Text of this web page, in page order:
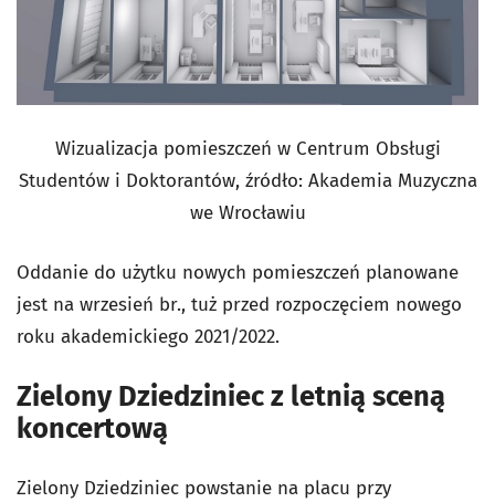
Wizualizacja pomieszczeń w Centrum Obsługi
Studentów i Doktorantów, źródło: Akademia Muzyczna
we Wrocławiu
Oddanie do użytku nowych pomieszczeń planowane
jest na wrzesień br., tuż przed rozpoczęciem nowego
roku akademickiego 2021/2022.
Zielony Dziedziniec z letnią sceną
koncertową
Zielony Dziedziniec powstanie na placu przy